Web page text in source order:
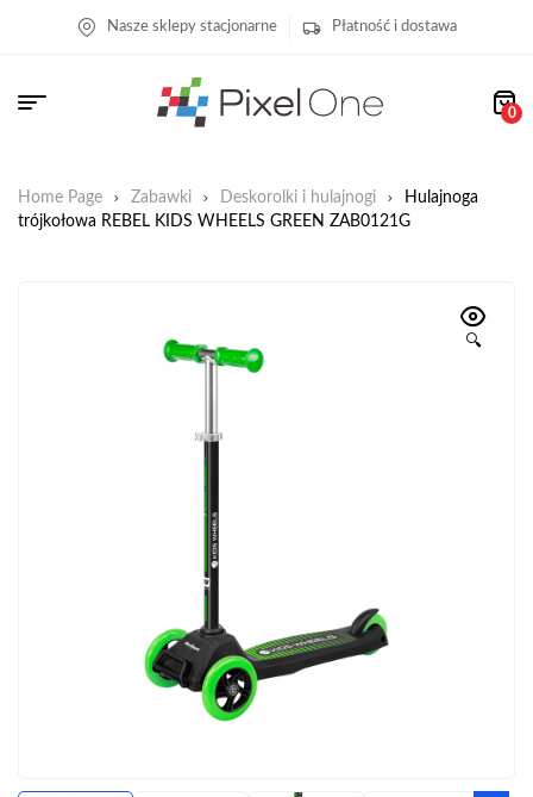
Nasze sklepy stacjonarne Płatność i dostawa
0
Home Page Zabawki Deskorolki i hulajnogi
Hulajnoga
trójkołowa REBEL KIDS WHEELS GREEN ZAB0121G
🔍